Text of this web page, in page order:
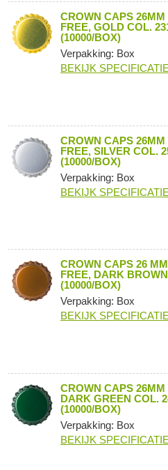
CROWN CAPS 26MM
FREE, GOLD COL.
(10000/BOX)
Verpakking: Box
BEKIJK
CROWN CAPS 26MM
FREE, SILVER COL.
(10000/BOX)
Verpakking: Box
BEKIJK
CROWN CAPS 26
FREE, DARK
(10000/BOX)
Verpakking: Box
BEKIJK
CROWN CAPS 26MM
DARK GREEN COL.
(10000/BOX)
Verpakking: Box
BEKIJK